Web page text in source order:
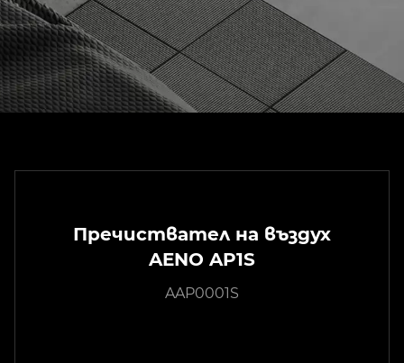
Пречиствател на въздух
AENO AP1S
AAP0001S